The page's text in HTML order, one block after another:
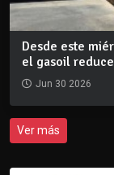
Desde este
el gasoil
Jun 30 2026
Ver más